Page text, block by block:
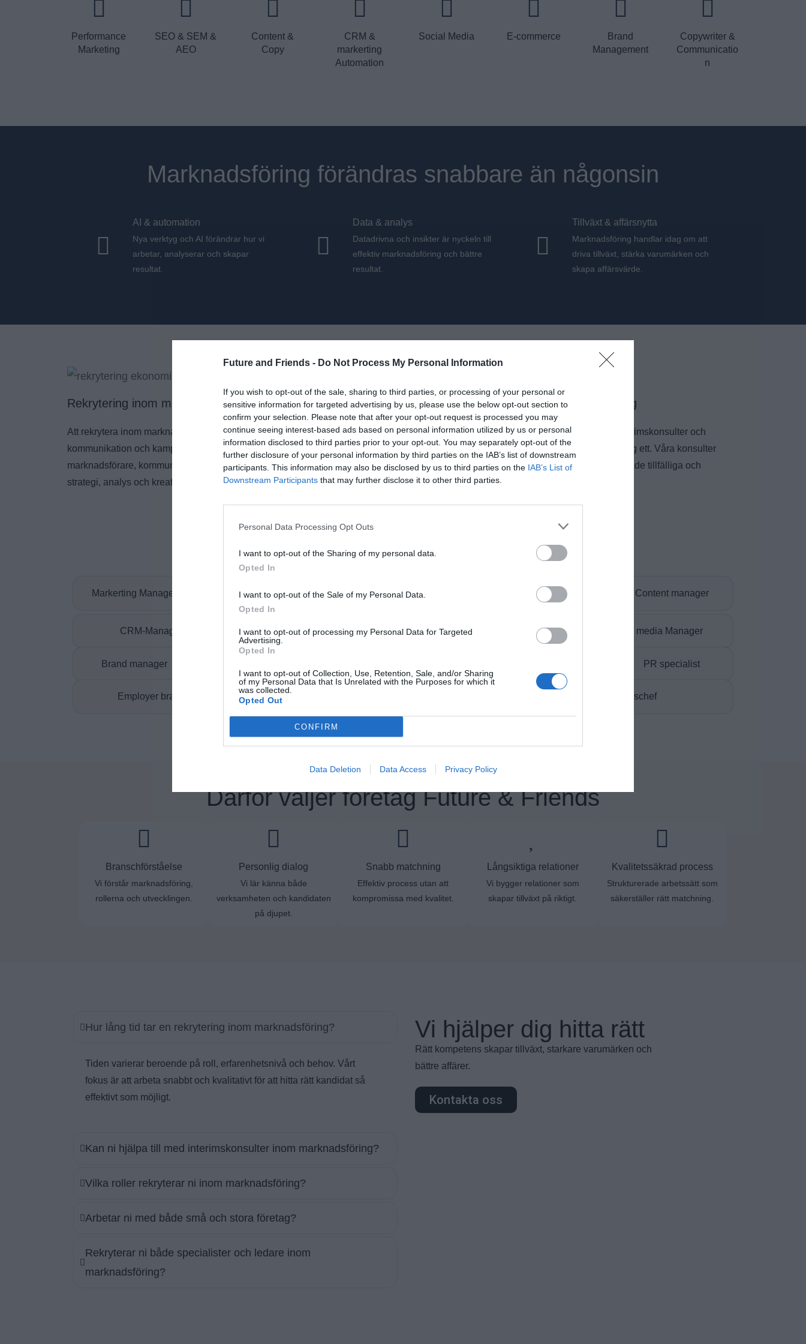
Future and Friends - Do Not Process My Personal Information
If you wish to opt-out of the sale, sharing to third parties, or processing of your personal or
sensitive information for targeted advertising by us, please use the below opt-out section to
confirm your selection. Please note that after your opt-out request is processed you may
continue seeing interest-based ads based on personal information utilized by us or personal
information disclosed to third parties prior to your opt-out. You may separately opt-out of the
further disclosure of your personal information by third parties on the IAB’s list of downstream
participants. This information may also be disclosed by us to third parties on the IAB’s List of
Downstream Participants that may further disclose it to other third parties.
Personal Data Processing Opt Outs
I want to opt-out of the Sharing of my personal data.
Opted In
I want to opt-out of the Sale of my Personal Data.
Opted In
I want to opt-out of processing my Personal Data for Targeted
Advertising.
Opted In
I want to opt-out of Collection, Use, Retention, Sale, and/or Sharing
of my Personal Data that Is Unrelated with the Purposes for which it
was collected.
Opted Out
CONFIRM
Data Deletion Data Access Privacy Policy
Performance
Marketing
SEO & SEM &
AEO
Content &
Copy
CRM &
markerting
Automation
Social Media E-commerce
Brand
Management
Copywriter &
Communicatio
n
Marknadsföring förändras snabbare än någonsin
AI & automation
Nya verktyg och AI förändrar hur vi
arbetar, analyserar och skapar
resultat.
Data & analys
Datadrivna och insikter är nyckeln till
effektiv marknadsföring och bättre
resultat.
Tillväxt & affärsnytta
Marknadsföring handlar idag om att
driva tillväxt, stärka varumärken och
skapa affärsvärde.
Rekrytering inom marknadsföring
Att rekrytera inom marknadsföring handlar idag om mer än traditionell
kommunikation och kampanjarbete. Vi hjälper företag att hitta
marknadsförare, kommunikationsspecialister och ledare som kombinerar
strategi, analys och kreativitet för att skapa tillväxt.
Interim och konsulter inom marknadsföring
När behov uppstår snabbt hjälper vi företag med interimskonsulter och
marknadsspecialister som kan skapa resultat från dag ett. Våra konsulter
bidrar med kompetens, struktur och affärsfokus vid både tillfälliga och
strategiska behov.
Exempel på roller vi tillsatt
Markerting Manager CMO
marketing Specialist
SEO Specialist Content manager
CRM-Manager Paid Social Specialist Kommunikationsansvarig Social media Manager
Brand manager PR specialist
Employer branding specialist Marknadschef
Därför väljer företag Future & Friends
Branschförståelse
Vi förstår marknadsföring,
rollerna och utvecklingen.
Personlig dialog
Vi lär känna både
verksamheten och kandidaten
på djupet.
Snabb matchning
Effektiv process utan att
kompromissa med kvalitet.
Långsiktiga relationer
Vi bygger relationer som
skapar tillväxt på riktigt.
Kvalitetssäkrad process
Strukturerade arbetssätt som
säkerställer rätt matchning.
Hur lång tid tar en rekrytering inom marknadsföring?
Tiden varierar beroende på roll, erfarenhetsnivå och behov. Vårt
fokus är att arbeta snabbt och kvalitativt för att hitta rätt kandidat så
effektivt som möjligt.
Kan ni hjälpa till med interimskonsulter inom marknadsföring?
Vilka roller rekryterar ni inom marknadsföring?
Arbetar ni med både små och stora företag?
Rekryterar ni både specialister och ledare inom
marknadsföring?
Vi hjälper dig hitta rätt
Rätt kompetens skapar tillväxt, starkare varumärken och
bättre affärer.
Kontakta oss